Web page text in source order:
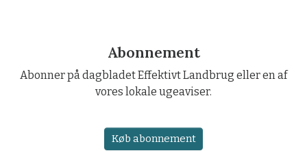
Abonnement
Abonner på dagbladet Effektivt Landbrug eller en af
vores lokale ugeaviser.
Køb abonnement